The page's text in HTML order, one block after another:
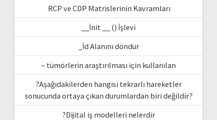
RCP ve CDP Matrislerinin Kavramları
__İnit __ () İşlevi
_İd Alanını döndür
– tümörlerin araştırılması için kullanılan
?Aşağıdakilerden hangisi tekrarlı hareketler
sonucunda ortaya çıkan durumlardan biri değildir?
?Dijital iş modelleri nelerdir